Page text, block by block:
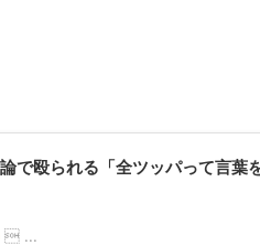
殴られる「全ツッパって言葉
 ...